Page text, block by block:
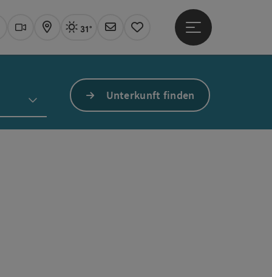
Webcams
KarteAktuelles Wetter Linz, sonnig
31°
Newsletter
Merkzettel
Hauptmenü öffnen
Unterkunft finden